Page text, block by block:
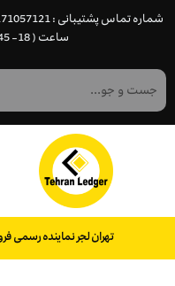
ساعت ( 18- 9:45 )پنجشنبه (15 - 9:45 )
تهران لجر نماینده رسمی